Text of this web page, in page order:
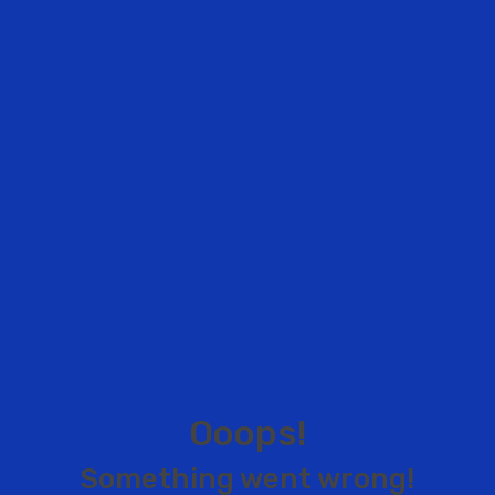
Ooops!
Something went wrong!